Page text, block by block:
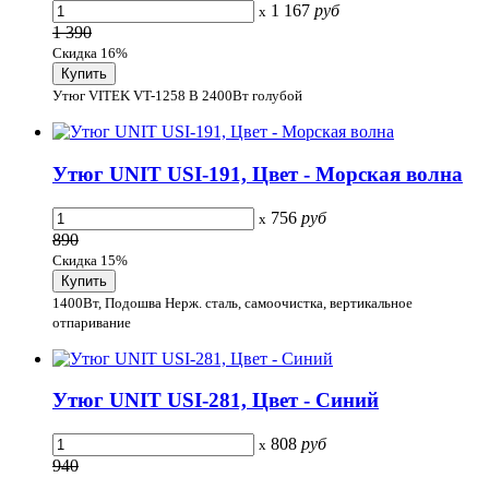
x 1 167 руб
1 390
Скидка 16%
Утюг VITEK VT-1258 B 2400Вт голубой
Утюг UNIT USI-191, Цвет - Морская волна
x 756 руб
890
Скидка 15%
1400Вт, Подошва Нерж. сталь, самоочистка, вертикальное
отпаривание
Утюг UNIT USI-281, Цвет - Синий
x 808 руб
940